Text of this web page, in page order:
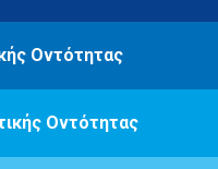
Οντότητας
Οντότητας